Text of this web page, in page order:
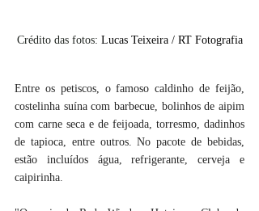
Crédito das fotos: Lucas Teixeira / RT Fotografia
Entre os petiscos, o famoso caldinho de feijão,
costelinha suína com barbecue, bolinhos de aipim
com carne seca e de feijoada, torresmo, dadinhos
de tapioca, entre outros. No pacote de bebidas,
estão incluídos água, refrigerante, cerveja e
caipirinha.